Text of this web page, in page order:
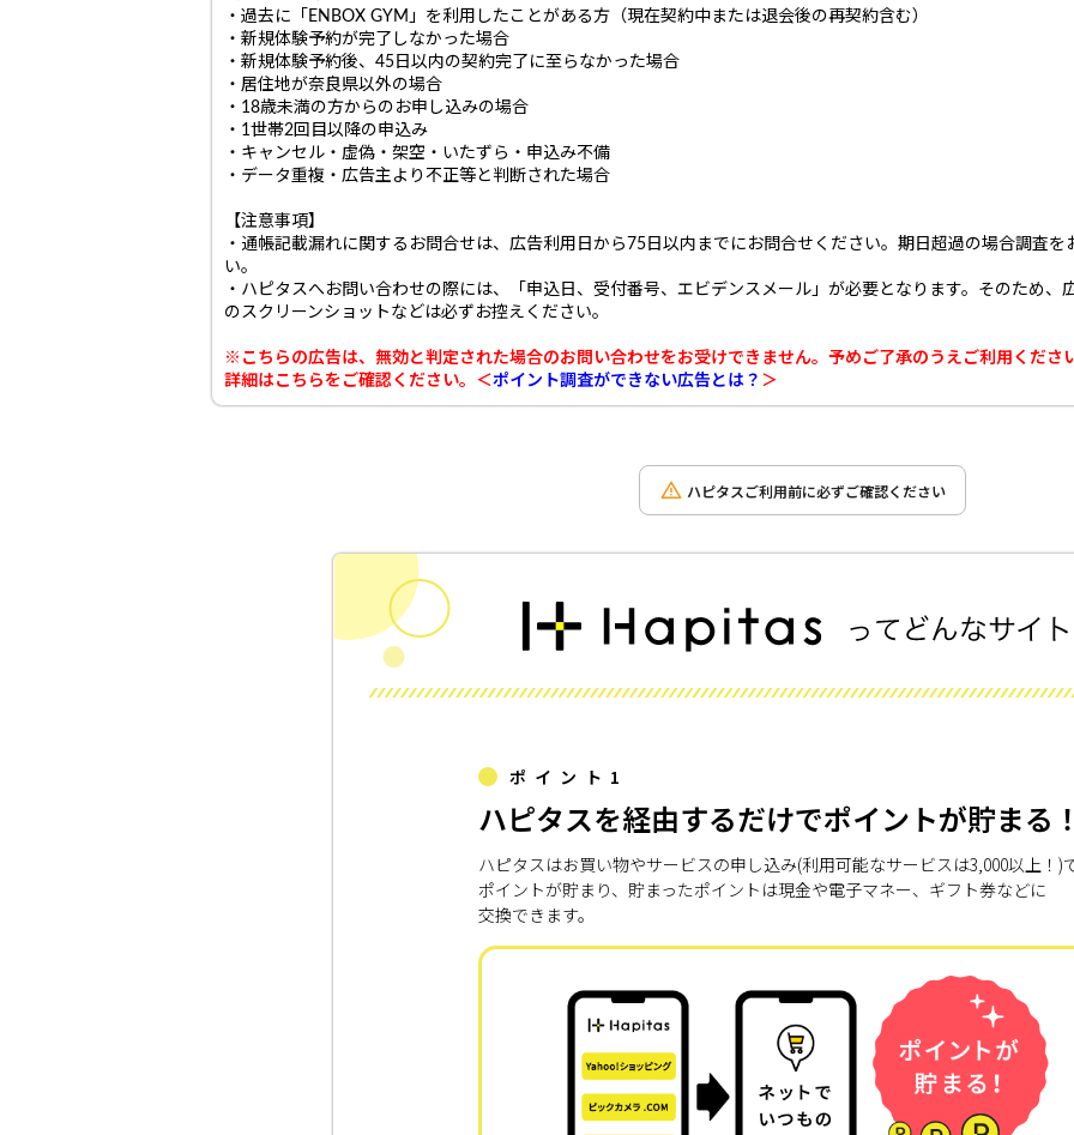
・過去に「ENBOX GYM」を利用したことがある方（現在契約中または退会後の再契約含む）
・新規体験予約が完了しなかった場合
・新規体験予約後、45日以内の契約完了に至らなかった場合
・居住地が奈良県以外の場合
・18歳未満の方からのお申し込みの場合
・1世帯2回目以降の申込み
・キャンセル・虚偽・架空・いたずら・申込み不備
・データ重複・広告主より不正等と判断された場合
【注意事項】
・通帳記載漏れに関するお問合せは、広告利用日から75日以内までにお問合せください。期日超過の場合調査
い。
・ハピタスへお問い合わせの際には、「申込日、受付番号、エビデンスメール」が必要となります。そのため、
のスクリーンショットなどは必ずお控えください。
※こちらの広告は、無効と判定された場合のお問い合わせをお受けできません。予めご了承のうえご利用くださ
詳細はこちらをご確認ください。＜ポイント調査ができない広告とは？ ＞
ハピタスご利用前に必ずご確認ください
ポイント1
ハピタスを経由するだけでポイントが貯まる
ハピタスはお買い物やサービスの申し込み(利用可能なサービスは3,000以上！)
ポイントが貯まり、貯まったポイントは現金や電子マネー、ギフト券などに
交換できます。